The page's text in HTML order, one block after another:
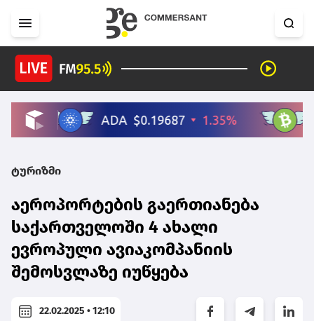
ტურიზმი
აეროპორტების გაერთიანება
საქართველოში 4 ახალი
ევროპული ავიაკომპანიის
შემოსვლაზე იუწყება
22.02.2025 • 12:10